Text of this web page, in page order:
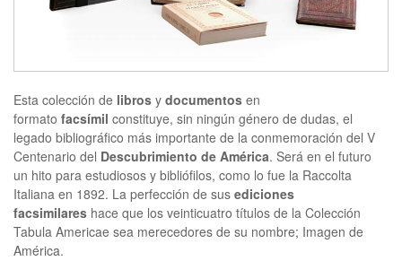
Esta colección de libros y documentos en
formato facsímil constituye, sin ningún género de dudas, el
legado bibliográfico más importante de la conmemoración del V
Centenario del Descubrimiento de América. Será en el futuro
un hito para estudiosos y bibliófilos, como lo fue la Raccolta
Italiana en 1892. La perfección de sus ediciones
facsimilares hace que los veinticuatro títulos de la Colección
Tabula Americae sea merecedores de su nombre; Imagen de
América.